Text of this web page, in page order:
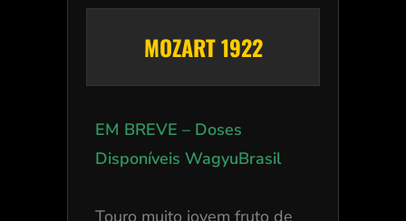
MOZART 1922
EM BREVE – Doses
Disponíveis WagyuBrasil
Touro muito jovem fruto de